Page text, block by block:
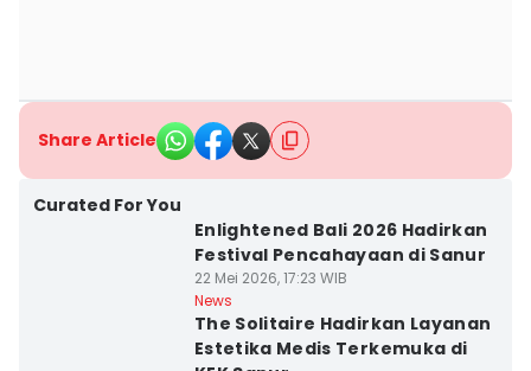
Share Article
Curated For You
Enlightened Bali 2026 Hadirkan
Festival Pencahayaan di Sanur
22 Mei 2026, 17:23 WIB
News
The Solitaire Hadirkan Layanan
Estetika Medis Terkemuka di